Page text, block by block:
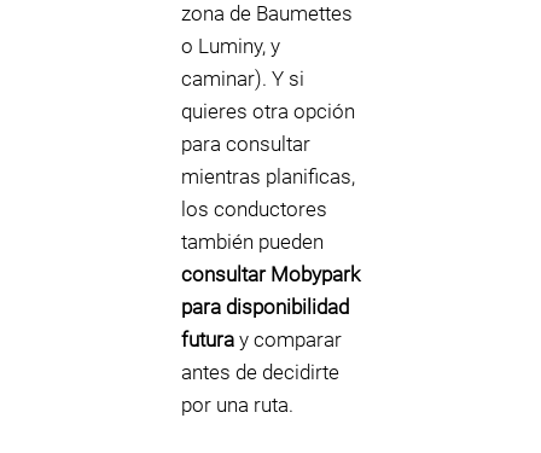
zona de Baumettes
o Luminy, y
caminar). Y si
quieres otra opción
para consultar
mientras planificas,
los conductores
también pueden
consultar Mobypark
para disponibilidad
futura y comparar
antes de decidirte
por una ruta.